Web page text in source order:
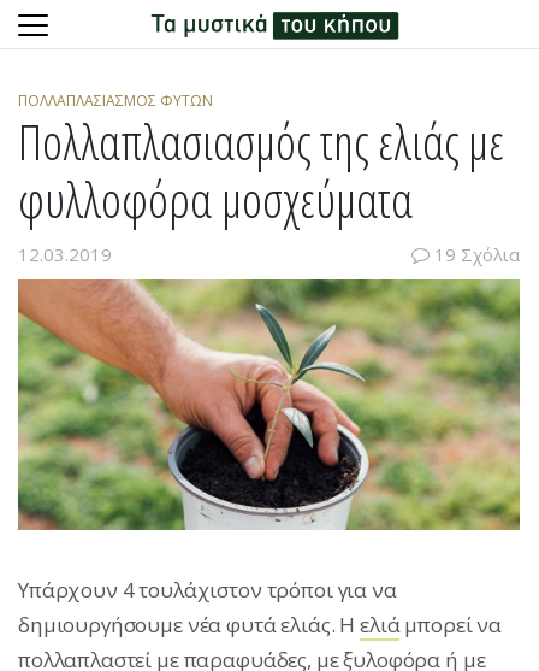
content
ΠΟΛΛΑΠΛΑΣΙΑΣΜΌΣ ΦΥΤΏΝ
Πολλαπλασιασμός της ελιάς με
φυλλοφόρα μοσχεύματα
12.03.2019 19 Σχόλια
Υπάρχουν 4 τουλάχιστον τρόποι για να
δημιουργήσουμε νέα φυτά ελιάς. Ηελιάμπορεί να
πολλαπλαστεί με παραφυάδες, με ξυλοφόρα ή με